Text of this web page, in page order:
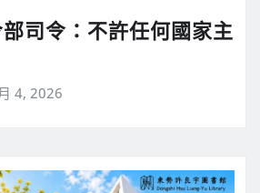
司令：不許任何國家主
4, 2026